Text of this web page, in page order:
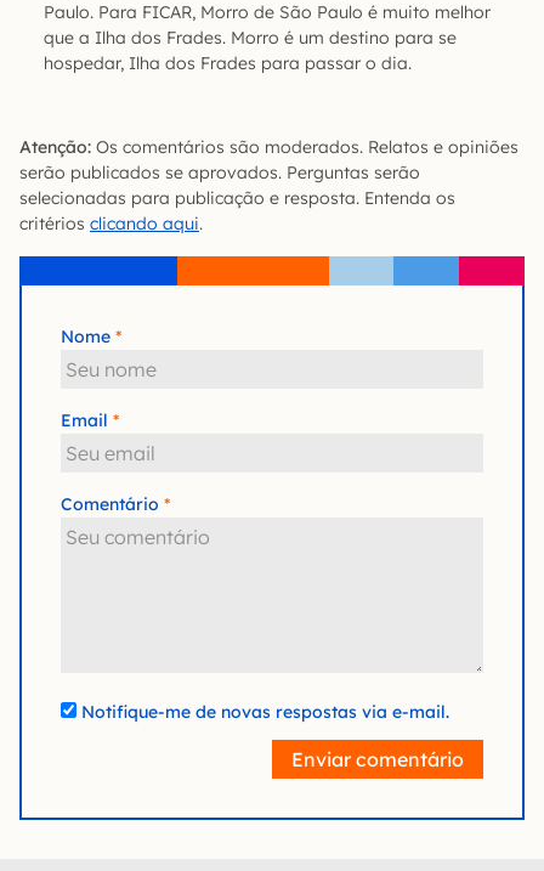
Paulo. Para FICAR, Morro de São Paulo é muito melhor
que a Ilha dos Frades. Morro é um destino para se
hospedar, Ilha dos Frades para passar o dia.
Atenção: Os comentários são moderados. Relatos e opiniões
serão publicados se aprovados. Perguntas serão
selecionadas para publicação e resposta. Entenda os
critérios clicando aqui.
Nome
Email
Comentário
Notifique-me de novas respostas via e-mail.
Enviar comentário